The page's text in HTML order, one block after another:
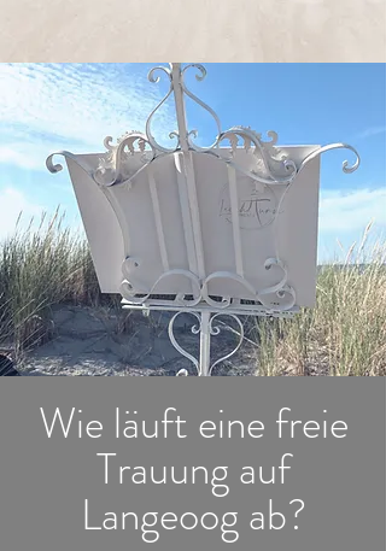
Wie läuft eine freie
Trauung auf
Langeoog ab?